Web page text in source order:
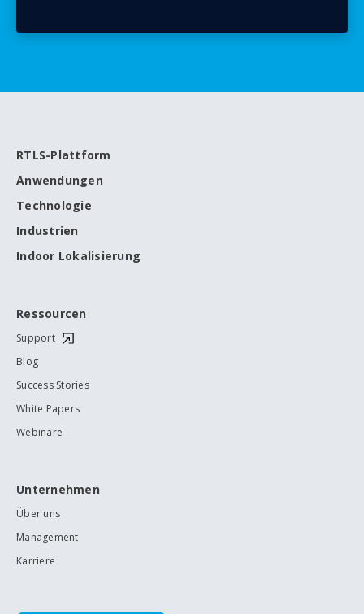
RTLS-Plattform
Anwendungen
Technologie
Industrien
Indoor Lokalisierung
Ressourcen
Support
Blog
Success Stories
White Papers
Webinare
Unternehmen
Über uns
Management
Karriere